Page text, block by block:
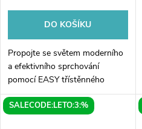
DO KOŠÍKU
Propojte se světem moderního
a efektivního sprchování
pomocí EASY třístěnného
sprchového koutu o rozměru
1100x900 mm v L/P variantě s
SALECODE:LETO:3:%